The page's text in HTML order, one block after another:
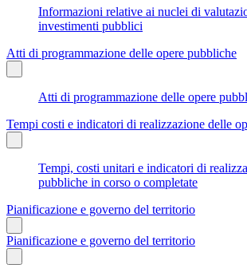
Informazioni relative ai nuclei di
investimenti pubblici
Atti di programmazione delle opere pubbliche
Atti di programmazione delle opere
Tempi costi e indicatori di realizzazione delle
Tempi, costi unitari e indicatori di
pubbliche in corso o completate
Pianificazione e governo del territorio
Pianificazione e governo del territorio